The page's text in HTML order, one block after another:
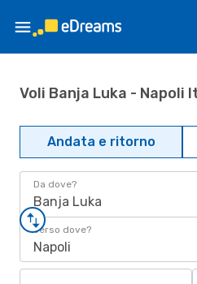
Voli Banja Luka - Napoli
Andata e ritorno
Da dove?
Banja Luka
Verso dove?
Napoli